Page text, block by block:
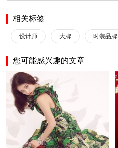
相关标签
设计师 大牌 时装品牌
您可能感兴趣的文章